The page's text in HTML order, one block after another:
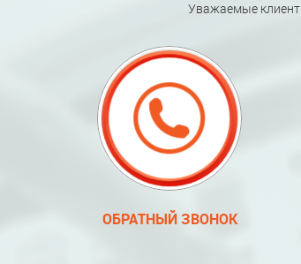
Уважаемые
ОБРАТНЫЙ ЗВОНОК